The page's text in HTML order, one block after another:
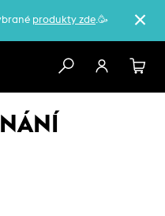
produkty zde.🥳